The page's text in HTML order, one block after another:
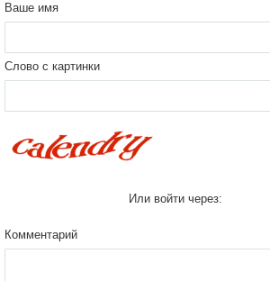
Ваше имя
Слово с картинки
Или войти через:
Комментарий